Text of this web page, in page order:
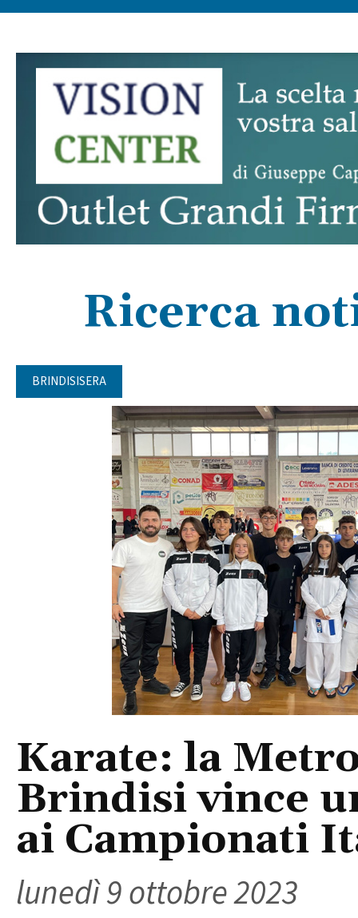
Ricerca
BRINDISISERA
Karate: la
Brindisi vince
ai Campionati
lunedì 9 ottobre 2023